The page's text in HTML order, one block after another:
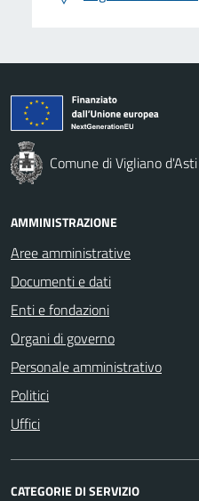
Comune di Vigliano d'Asti
AMMINISTRAZIONE
Aree amministrative
Documenti e dati
Enti e fondazioni
Organi di governo
Personale amministrativo
Politici
Uffici
CATEGORIE DI SERVIZIO